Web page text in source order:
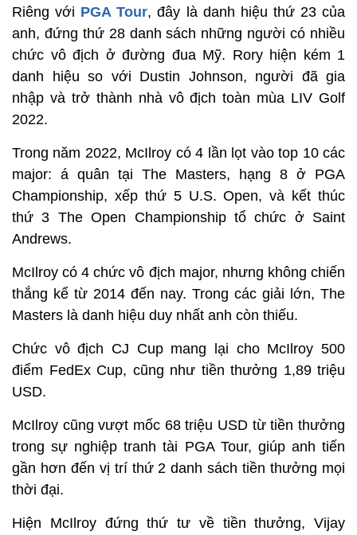
Riêng với PGA Tour, đây là danh hiệu thứ 23 của
anh, đứng thứ 28 danh sách những người có nhiều
chức vô địch ở đường đua Mỹ. Rory hiện kém 1
danh hiệu so với Dustin Johnson, người đã gia
nhập và trở thành nhà vô địch toàn mùa LIV Golf
2022.
Trong năm 2022, McIlroy có 4 lần lọt vào top 10 các
major: á quân tại The Masters, hạng 8 ở PGA
Championship, xếp thứ 5 U.S. Open, và kết thúc
thứ 3 The Open Championship tổ chức ở Saint
Andrews.
McIlroy có 4 chức vô địch major, nhưng không chiến
thắng kể từ 2014 đến nay. Trong các giải lớn, The
Masters là danh hiệu duy nhất anh còn thiếu.
Chức vô địch CJ Cup mang lại cho McIlroy 500
điểm FedEx Cup, cũng như tiền thưởng 1,89 triệu
USD.
McIlroy cũng vượt mốc 68 triệu USD từ tiền thưởng
trong sự nghiệp tranh tài PGA Tour, giúp anh tiến
gần hơn đến vị trí thứ 2 danh sách tiền thưởng mọi
thời đại.
Hiện McIlroy đứng thứ tư về tiền thưởng, Vijay